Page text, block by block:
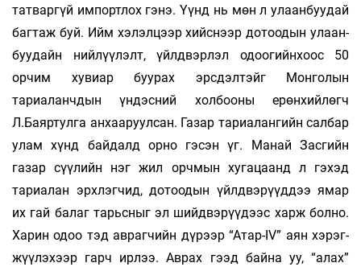
татваргүй импорт­­лох гэнэ. Үүнд нь мөн л улаан­­­­буу­­дай
баг­­­­­­­­таж буй. Ийм хэлэлцээр хийс­­­нээр до­­­тоо­­дын улаан­­
буу­­дайн нийлүүлэлт, үйлдвэрлэл одоо­­гийн­­­хоос 50
орчим хувиар буурах эрсдэлтэйг Мон­го­лын
тариаланчдын үндэсний холбооны ерөн­­хий­­лөгч
Л.Баяртулга анхааруулсан. Газар та­­риа­­лан­­гийн салбар
улам хүнд байдалд орно гэ­сэн үг. Манай Засгийн
газар сүүлийн нэг жил орч­­мын хугацаанд л гэхэд
тариалан эрхлэгчид, до­тоо­дын үйлдвэрүүддээ ямар
их гай балаг тарьс­­­­­­ныг эл шийдвэрүүдээс харж болно.
Ха­­рин одоо тэд аврагчийн дүрээр “Атар-IV” аян хэрэг­­­­
жүү­­­лэ­­­хээр гарч ирлээ. Аврах гээд байна уу, “алах”